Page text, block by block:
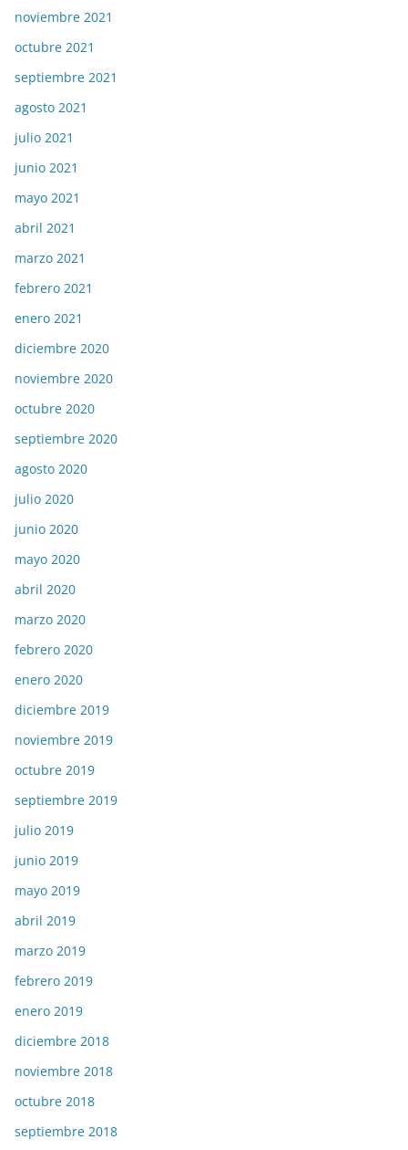
noviembre 2021
octubre 2021
septiembre 2021
agosto 2021
julio 2021
junio 2021
mayo 2021
abril 2021
marzo 2021
febrero 2021
enero 2021
diciembre 2020
noviembre 2020
octubre 2020
septiembre 2020
agosto 2020
julio 2020
junio 2020
mayo 2020
abril 2020
marzo 2020
febrero 2020
enero 2020
diciembre 2019
noviembre 2019
octubre 2019
septiembre 2019
julio 2019
junio 2019
mayo 2019
abril 2019
marzo 2019
febrero 2019
enero 2019
diciembre 2018
noviembre 2018
octubre 2018
septiembre 2018